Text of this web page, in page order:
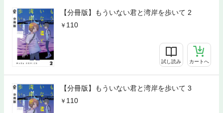
【分冊版】もういない君と湾岸を歩いて 2
110
試し読み カートへ
【分冊版】もういない君と湾岸を歩いて 3
110